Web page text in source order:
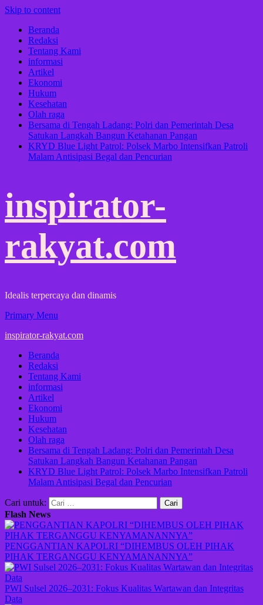
Skip to content
Beranda
Redaksi
Tentang Kami
informasi
Artikel
Ekonomi
Hukum
Kesehatan
Olah raga
Bersama di Tengah Ladang: Polri dan Pemerintah Desa
Satukan Langkah Bangun Ketahanan Pangan
KRYD Blue Light Patrol: Polsek Marbo Intensifkan Patroli
Malam Antisipasi Begal dan Pencurian
inspirator-
rakyat.com
Idealis terpercaya dan dinamis
Primary Menu
inspirator-rakyat.com
Beranda
Redaksi
Tentang Kami
informasi
Artikel
Ekonomi
Hukum
Kesehatan
Olah raga
Bersama di Tengah Ladang: Polri dan Pemerintah Desa
Satukan Langkah Bangun Ketahanan Pangan
KRYD Blue Light Patrol: Polsek Marbo Intensifkan Patroli
Malam Antisipasi Begal dan Pencurian
Cari untuk:
Flash News
PENGGANTIAN KAPOLRI “DIHEMBUS OLEH PIHAK
PIHAK TERGANGGU KENYAMANANNYA”
PWI Sulsel 2026–2031: Fokus Kualitas Wartawan dan Integritas
Data